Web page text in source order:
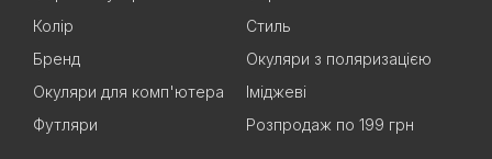
Колір
Стиль
Бренд
Окуляри з поляризацією
Окуляри для комп'ютера
Іміджеві
Футляри
Розпродаж по 199 грн